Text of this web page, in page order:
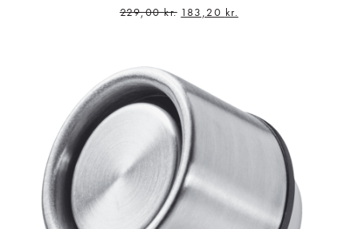
229,00kr. 183,20 kr.